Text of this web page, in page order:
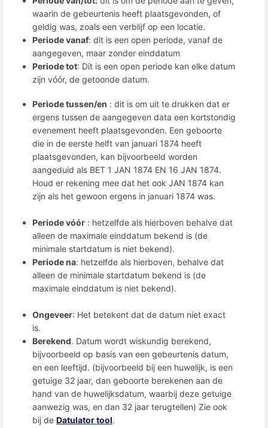
waarin de gebeurtenis heeft plaatsgevonden, of
geldig was, zoals een verblijf op een locatie.
Periode vanaf: dit is een open periode, vanaf de
aangegeven, maar zonder einddatum
Periode tot: Dit is een open periode kan elke datum
zijn vóór, de getoonde datum.
Periode tussen/en : dit is om uit te drukken dat er
ergens tussen de aangegeven data een kortstondig
evenement heeft plaatsgevonden. Een geboorte
die in de eerste helft van januari 1874 heeft
plaatsgevonden, kan bijvoorbeeld worden
aangeduid als BET 1 JAN 1874 EN 16 JAN 1874.
Houd er rekening mee dat het ook JAN 1874 kan
zijn als het gewoon ergens in januari 1874 was.
Periode vóór : hetzelfde als hierboven behalve dat
alleen de maximale einddatum bekend is (de
minimale startdatum is niet bekend).
Periode na: hetzelfde als hierboven, behalve dat
alleen de minimale startdatum bekend is (de
maximale einddatum is niet bekend).
Ongeveer: Het betekent dat de datum niet exact
is.
Berekend. Datum wordt wiskundig berekend,
bijvoorbeeld op basis van een gebeurtenis datum,
en een leeftijd. (bijvoorbeeld bij een huwelijk, is een
getuige 32 jaar, dan geboorte berekenen aan de
hand van de huwelijksdatum, waarbij deze getuige
aanwezig was, en dan 32 jaar terugtellen) Zie ook
bij de Datulator tool.